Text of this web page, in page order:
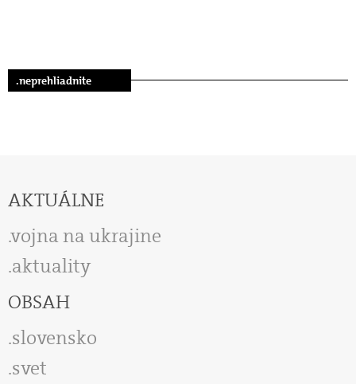
.neprehliadnite
AKTUÁLNE
vojna na ukrajine
aktuality
OBSAH
slovensko
svet